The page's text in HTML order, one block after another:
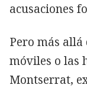
acusaciones
Pero más
móviles o las
Montserrat,